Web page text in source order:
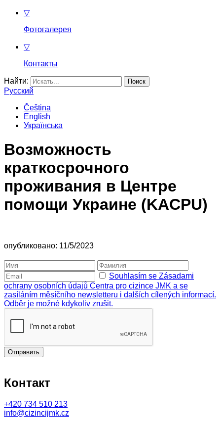
▽
Фотогалерея
▽
Контакты
Найти:
Русский
Čeština
English
Українська
Возможность
краткосрочного
проживания в Центре
помощи Украине (KACPU)
опубликовано: 11/5/2023
Souhlasím se Zásadami
ochrany osobních údajů Centra pro cizince JMK a se
zasíláním měsíčního newsletteru i dalších cílených informací.
Odběr je možné kdykoliv zrušit.
Отправить
Контакт
+420 734 510 213
info@cizincijmk.cz